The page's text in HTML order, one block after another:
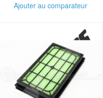
Ajouter au comparateur